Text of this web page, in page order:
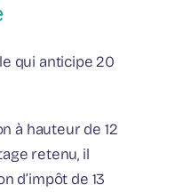
qui anticipe 20
à hauteur de 12
retenu, il
d’impôt de 13